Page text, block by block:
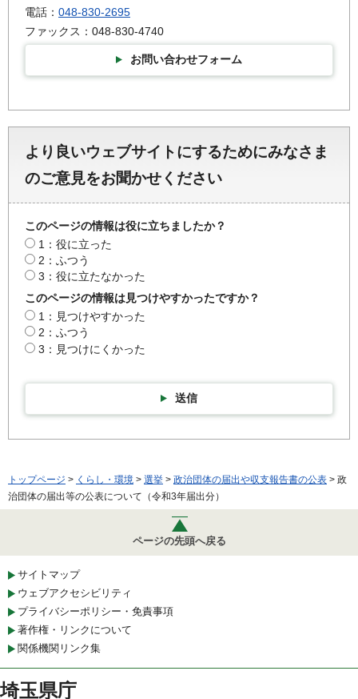
電話： 048-830-2695
ファックス：048-830-4740
お問い合わせフォーム
より良いウェブサイトにするためにみなさま
のご意見をお聞かせください
このページの情報は役に立ちましたか？
1：役に立った
2：ふつう
3：役に立たなかった
このページの情報は見つけやすかったですか？
1：見つけやすかった
2：ふつう
3：見つけにくかった
送信
トップページ > くらし・環境 > 選挙 > 政治団体の届出や収支報告書の公表 > 政
治団体の届出等の公表について（令和3年届出分）
ページの先頭へ戻る
サイトマップ
ウェブアクセシビリティ
プライバシーポリシー・免責事項
著作権・リンクについて
関係機関リンク集
埼玉県庁